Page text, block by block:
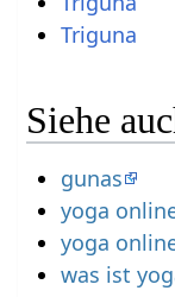
Triguna
Siehe
gunas
yoga
yoga
was ist